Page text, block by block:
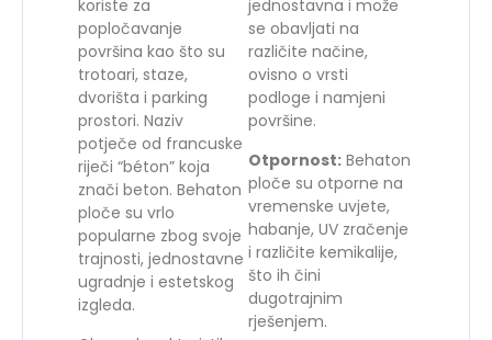
koriste za
popločavanje
površina kao što su
trotoari, staze,
dvorišta i parking
prostori. Naziv
potječe od francuske
riječi “béton” koja
znači beton. Behaton
ploče su vrlo
popularne zbog svoje
trajnosti, jednostavne
ugradnje i estetskog
izgleda.
jednostavna i može
se obavljati na
različite načine,
ovisno o vrsti
podloge i namjeni
površine.
Otpornost: Behaton
ploče su otporne na
vremenske uvjete,
habanje, UV zračenje
i različite kemikalije,
što ih čini
dugotrajnim
rješenjem.